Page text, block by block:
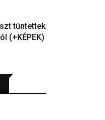
tüntettek
(+KÉPEK)